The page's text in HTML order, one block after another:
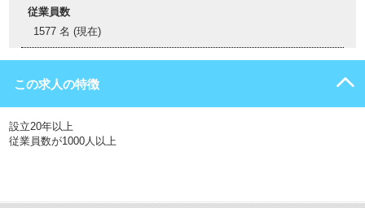
従業員数
1577 名 (現在)
この求人の特徴
設立20年以上
従業員数が1000人以上